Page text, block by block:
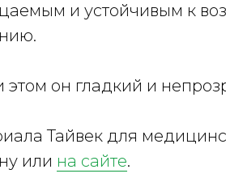
и устойчивым к
он гладкий и
Тайвек для
или на сайте.